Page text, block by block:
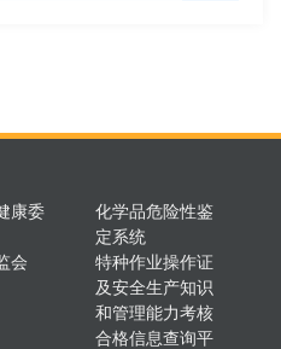
康委
化学品危险性鉴
定系统
会
特种作业操作证
及安全生产知识
和管理能力考核
合格信息查询平